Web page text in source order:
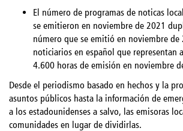
El número de programas de noticas
se emitieron en noviembre de 2021
número que se emitió en noviembre de
noticiarios en español que representan
4.600 horas de emisión en noviembre
Desde el periodismo basado en hechos y la
asuntos públicos hasta la información de
a los estadounidenses a salvo, las emisoras
comunidades en lugar de dividirlas.